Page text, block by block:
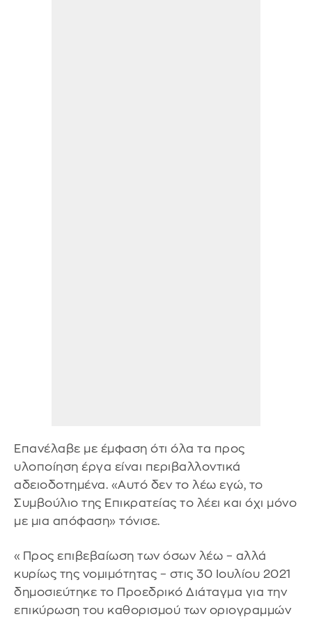
Επανέλαβε με έμφαση ότι όλα τα προς
υλοποίηση έργα είναι περιβαλλοντικά
αδειοδοτημένα. «Αυτό δεν το λέω εγώ, το
Συμβούλιο της Επικρατείας το λέει και όχι μόνο
με μια απόφαση» τόνισε.
«Προς επιβεβαίωση των όσων λέω – αλλά
κυρίως της νομιμότητας – στις 30 Ιουλίου 2021
δημοσιεύτηκε το Προεδρικό Διάταγμα για την
επικύρωση του καθορισμού των οριογραμμών